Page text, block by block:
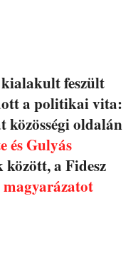
feszült
a politikai vita:
közösségi oldalán
és Gulyás
között, a Fidesz
magyarázatot